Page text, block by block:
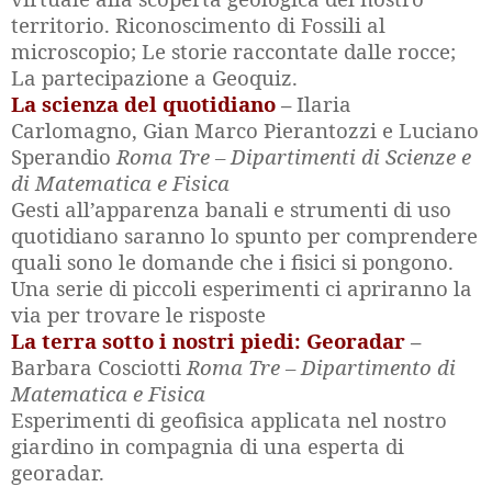
territorio. Riconoscimento di Fossili al
microscopio; Le storie raccontate dalle rocce;
La partecipazione a Geoquiz.
La scienza del quotidiano –Ilaria
Carlomagno, Gian Marco Pierantozzi e Luciano
Sperandio Roma Tre – Dipartimenti di Scienze e
di Matematica e Fisica
Gesti all’apparenza banali e strumenti di uso
quotidiano saranno lo spunto per comprendere
quali sono le domande che i fisici si pongono.
Una serie di piccoli esperimenti ci apriranno la
via per trovare le risposte
La terra sotto i nostri piedi: Georadar –
Barbara Cosciotti Roma Tre – Dipartimento di
Matematica e Fisica
Esperimenti di geofisica applicata nel nostro
giardino in compagnia di una esperta di
georadar.